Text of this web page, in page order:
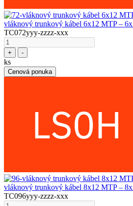
vláknový trunkový kábel 6x12 MTP –
TC072yyy-zzzz-xxx
+ -
ks
Cenová ponuka
vláknový trunkový kábel 8x12 MTP –
TC096yyy-zzzz-xxx